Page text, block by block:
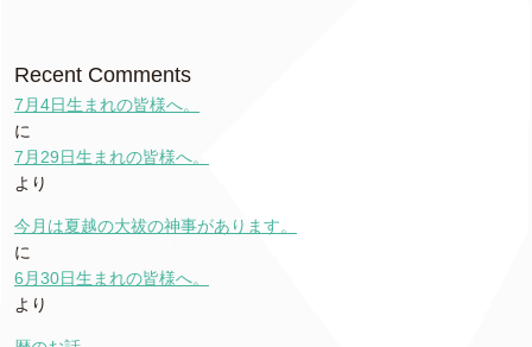
Recent Comments
7月4日生まれの皆様へ。
に
7月29日生まれの皆様へ。
より
今月は夏越の大祓の神事があります。
に
6月30日生まれの皆様へ。
より